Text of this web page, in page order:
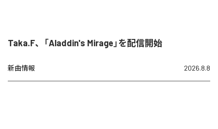
Taka.F、「Aladdin's Mirage」を配信開始
新曲情報 2026.8.8